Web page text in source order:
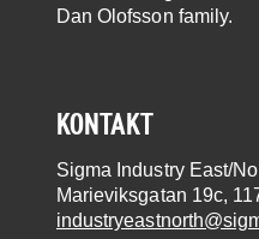
Dan Olofsson family.
KONTAKT
Sigma Industry East/
Marieviksgatan 19c,